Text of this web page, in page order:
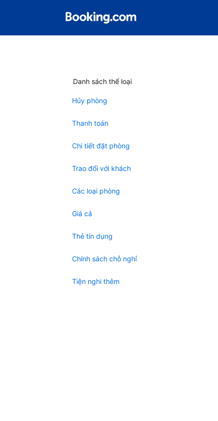
Danh sách thể loại
Hủy phòng
Thanh toán
Chi tiết đặt phòng
Trao đổi với khách
Các loại phòng
Giá cả
Thẻ tín dụng
Chính sách chỗ nghỉ
Tiện nghi thêm